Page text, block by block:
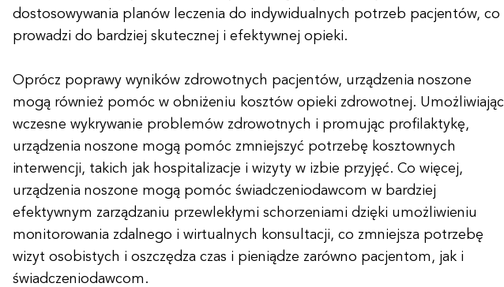
dostosowywania planów leczenia do indywidualnych potrzeb pacjentów, co
prowadzi do bardziej skutecznej i efektywnej opieki.
Oprócz poprawy wyników zdrowotnych pacjentów, urządzenia noszone
mogą również pomóc w obniżeniu kosztów opieki zdrowotnej. Umożliwiając
wczesne wykrywanie problemów zdrowotnych i promując profilaktykę,
urządzenia noszone mogą pomóc zmniejszyć potrzebę kosztownych
interwencji, takich jak hospitalizacje i wizyty w izbie przyjęć. Co więcej,
urządzenia noszone mogą pomóc świadczeniodawcom w bardziej
efektywnym zarządzaniu przewlekłymi schorzeniami dzięki umożliwieniu
monitorowania zdalnego i wirtualnych konsultacji, co zmniejsza potrzebę
wizyt osobistych i oszczędza czas i pieniądze zarówno pacjentom, jak i
świadczeniodawcom.